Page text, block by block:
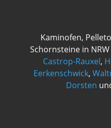
Kaminofen,
Schornsteine in NRW
Castrop-Rauxel,
Eerkenschwick,
Dorsten